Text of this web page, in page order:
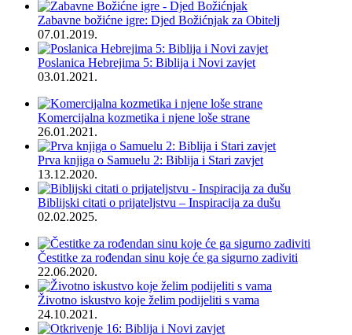
Zabavne božićne igre: Djed Božićnjak za Obitelj
07.01.2019.
Poslanica Hebrejima 5: Biblija i Novi zavjet
03.01.2021.
Komercijalna kozmetika i njene loše strane
26.01.2021.
Prva knjiga o Samuelu 2: Biblija i Stari zavjet
13.12.2020.
Biblijski citati o prijateljstvu – Inspiracija za dušu
02.02.2025.
Čestitke za rođendan sinu koje će ga sigurno zadiviti
22.06.2020.
Životno iskustvo koje želim podijeliti s vama
24.10.2021.